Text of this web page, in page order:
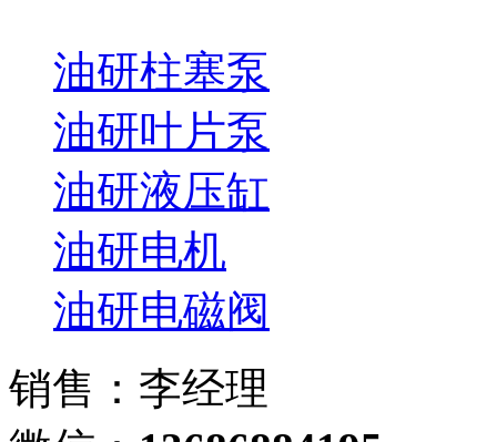
油研柱塞泵
油研叶片泵
油研液压缸
油研电机
油研电磁阀
销售：李经理